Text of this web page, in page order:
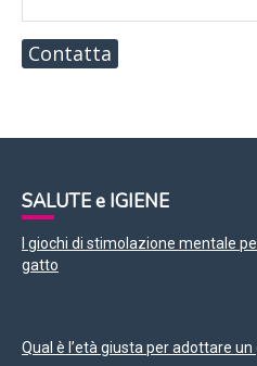
Contatta
SALUTE e IGIENE
I giochi di stimolazione mentale
gatto
Qual è l’età giusta per adottare un